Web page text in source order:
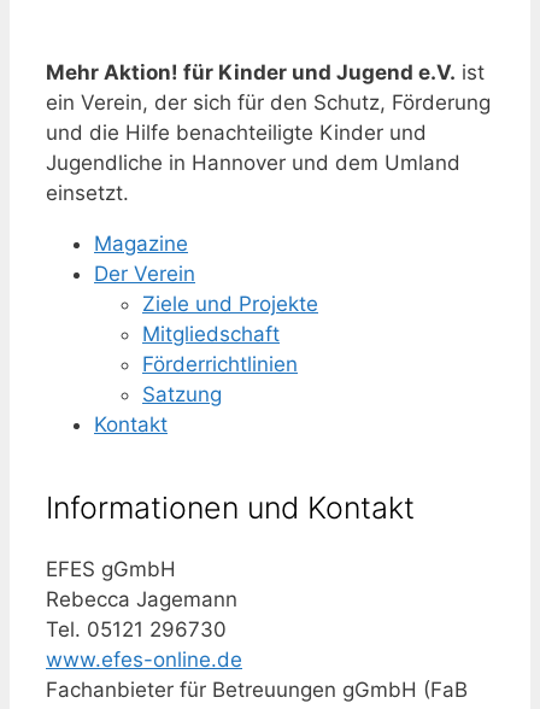
Mehr Aktion! für Kinder und Jugend e.V. ist
ein Verein, der sich für den Schutz, Förderung
und die Hilfe benachteiligte Kinder und
Jugendliche in Hannover und dem Umland
einsetzt.
Magazine
Der Verein
Ziele und Projekte
Mitgliedschaft
Förderrichtlinien
Satzung
Kontakt
Informationen und Kontakt
EFES gGmbH
Rebecca Jagemann
Tel. 05121 296730
www.efes-online.de
Fachanbieter für Betreuungen gGmbH (FaB